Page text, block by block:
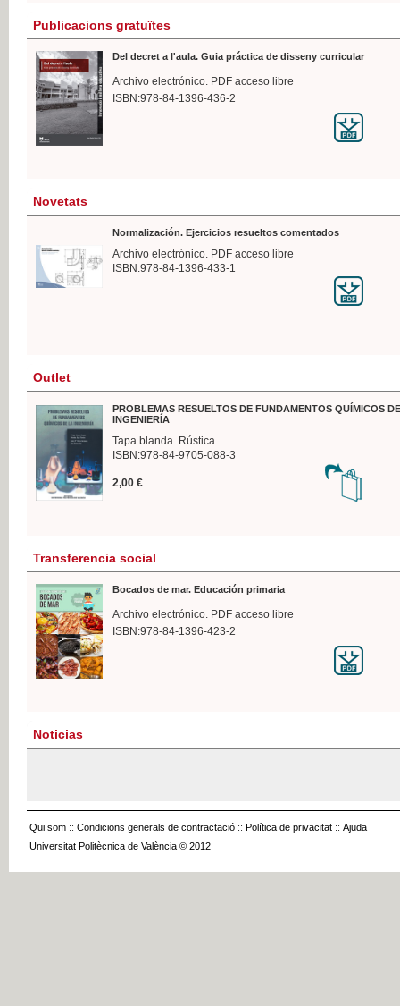
Publicacions gratuïtes
Del decret a l'aula. Guia práctica de disseny curricular
Archivo electrónico. PDF acceso libre
ISBN:978-84-1396-436-2
Novetats
Normalización. Ejercicios resueltos comentados
Archivo electrónico. PDF acceso libre
ISBN:978-84-1396-433-1
Outlet
PROBLEMAS RESUELTOS DE FUNDAMENTOS QUÍMICOS
INGENIERÍA
Tapa blanda. Rústica
ISBN:978-84-9705-088-3
2,00 €
Transferencia social
Bocados de mar. Educación primaria
Archivo electrónico. PDF acceso libre
ISBN:978-84-1396-423-2
Noticias
Qui som :: Condicions generals de contractació :: Política de privacitat :: Ajuda
Universitat Politècnica de València © 2012